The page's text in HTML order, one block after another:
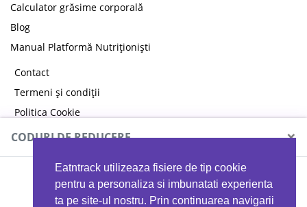
Eatntrack utilizeaza fisiere de tip cookie
pentru a personaliza si imbunatati experienta
ta pe site-ul nostru. Prin continuarea navigarii
Calculator grăsime corporală
Blog
Manual Platformă Nutriționiști
Contact
Termeni și condiții
Politica Cookie
Politica de confidențialitate
CODURI DE REDUCERE ×
MYPROTEIN